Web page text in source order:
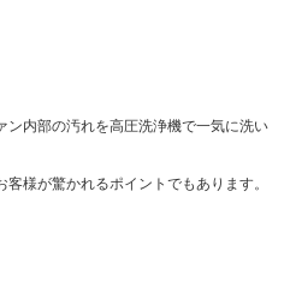
ン内部の汚れを高圧洗浄機で一気に洗い
様が驚かれるポイントでもあります。